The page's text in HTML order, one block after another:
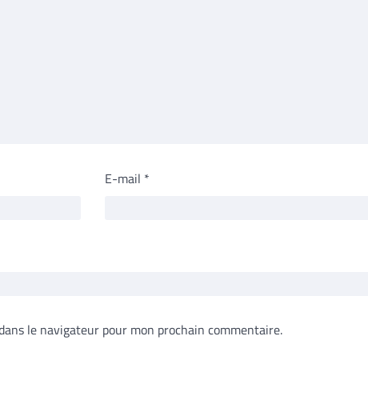
E-mail *
le navigateur pour mon prochain commentaire.